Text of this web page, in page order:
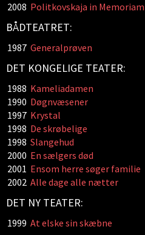
2008 Politkovskaja in Memoriam
BÅDTEATRET:
1987 Generalprøven
DET KONGELIGE TEATER:
1988 Kameliadamen
1990 Døgnvæsener
1997 Krystal
1998 De skrøbelige
1998 Slangehud
2000 En sælgers død
2001 Ensom herre søger familie
2002 Alle dage alle nætter
DET NY TEATER:
1999 At elske sin skæbne